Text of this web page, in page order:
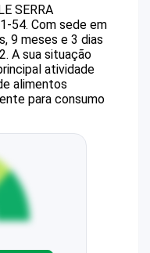
SERRA
54. Com sede em
9 meses e 3 dias
A sua situação
atividade
alimentos
para consumo